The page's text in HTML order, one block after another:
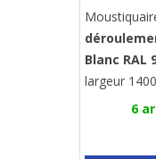
Blanc RAL
largeur
6